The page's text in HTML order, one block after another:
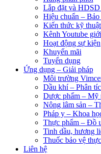
Lắp đặt và
Hiệu chuẩn –
Kiến thức kỹ
Kênh Youtube
Hoạt động sự kiện
Khuyến mãi
Tuyển dụng
Ứng dụng – Giải pháp
Môi trường
Dầu khí – Phân
Dược phẩm – Mỹ
Nông lâm sản –
Pháp y – Khoa
Thực phẩm – Đồ
Tinh dầu, hương
Thuốc bảo vệ
Liên hệ